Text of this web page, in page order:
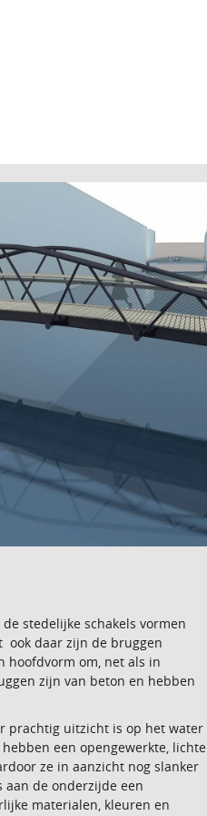
stedelijke schakels vormen
ook daar zijn de bruggen
hoofdvorm om, net als in
zijn van beton en hebben
prachtig uitzicht is op het water
een opengewerkte, lichte
ze in aanzicht nog slanker
de onderzijde een
materialen, kleuren en